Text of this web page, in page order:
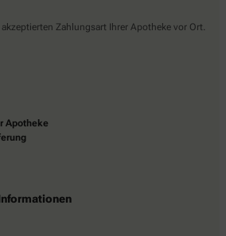
Zahlungsart Ihrer Apotheke vor Ort.
Apotheke